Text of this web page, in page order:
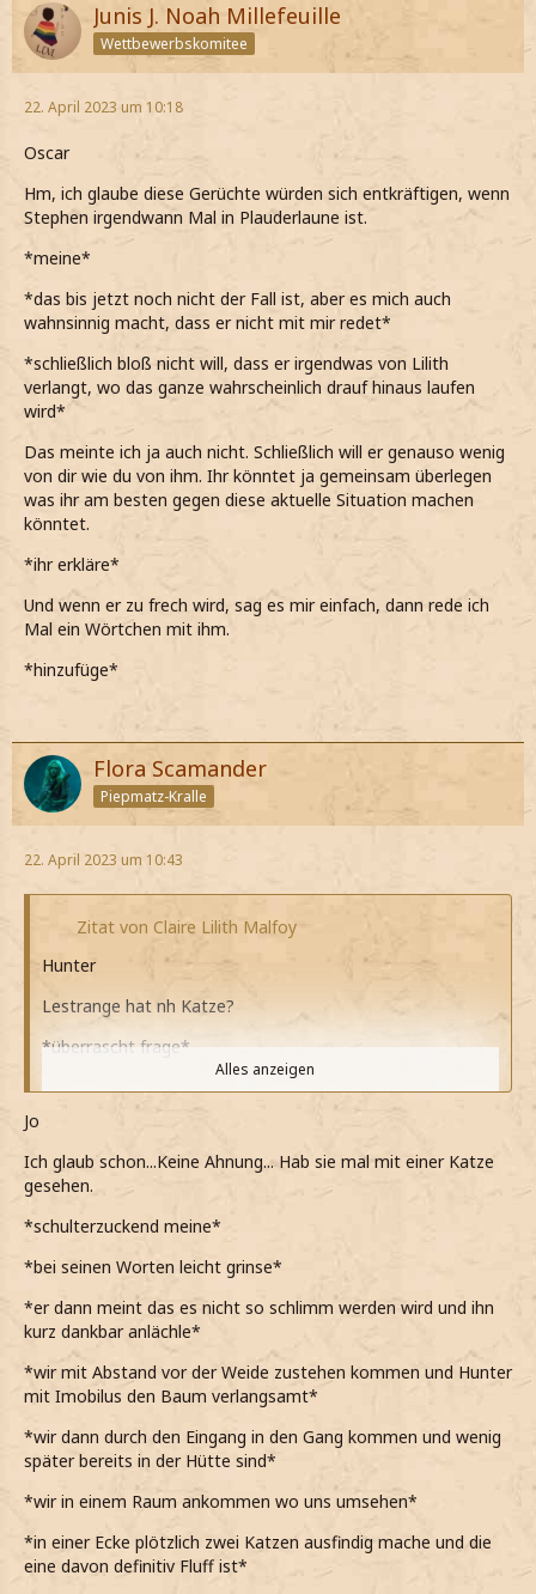
Junis J. Noah Millefeuille
Wettbewerbskomitee
22. April 2023 um 10:18
Oscar
Hm, ich glaube diese Gerüchte würden sich entkräftigen, wenn
Stephen irgendwann Mal in Plauderlaune ist.
*meine*
*das bis jetzt noch nicht der Fall ist, aber es mich auch
wahnsinnig macht, dass er nicht mit mir redet*
*schließlich bloß nicht will, dass er irgendwas von Lilith
verlangt, wo das ganze wahrscheinlich drauf hinaus laufen
wird*
Das meinte ich ja auch nicht. Schließlich will er genauso wenig
von dir wie du von ihm. Ihr könntet ja gemeinsam überlegen
was ihr am besten gegen diese aktuelle Situation machen
könntet.
*ihr erkläre*
Und wenn er zu frech wird, sag es mir einfach, dann rede ich
Mal ein Wörtchen mit ihm.
*hinzufüge*
Flora Scamander
Piepmatz-Kralle
22. April 2023 um 10:43
Zitat von Claire Lilith Malfoy
Hunter
Lestrange hat nh Katze?
*überrascht frage*
Wusste gar nicht, dass sie sowas wie Gefühle hat.
*aber auch nicht weiter über dieses Biest reden will*
*lächelnd sage und ihr einen sanften Kuss gebe*
*mit etwas Abstand vor der heulenden Hütte zum Stehen
kommen und meinen ZS ziehe*
Immobilus.
*rufe und die Äste der peitschenden Weide sich nur noch
in Zeitlupe bewegen*
*dann mit Jo an der Hand vorsichtig den Eingang passieren
*in einem Raum ankommen und uns umsehen*
Alles anzeigen
Jo
Ich glaub schon...Keine Ahnung... Hab sie mal mit einer Katze
gesehen.
*schulterzuckend meine*
*bei seinen Worten leicht grinse*
*er dann meint das es nicht so schlimm werden wird und ihn
kurz dankbar anlächle*
*wir mit Abstand vor der Weide zustehen kommen und Hunter
mit Imobilus den Baum verlangsamt*
*wir dann durch den Eingang in den Gang kommen und wenig
später bereits in der Hütte sind*
*wir in einem Raum ankommen wo uns umsehen*
*in einer Ecke plötzlich zwei Katzen ausfindig mache und die
eine davon definitiv Fluff ist*